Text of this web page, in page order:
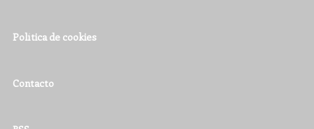
Política de cookies
Contacto